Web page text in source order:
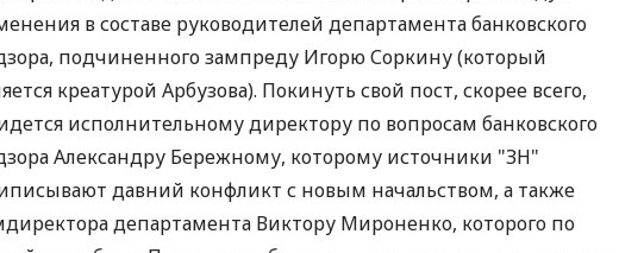
в составе руководителей департамента банковского
подчиненного зампреду Игорю Соркину (который
креатурой Арбузова). Покинуть свой пост, скорее всего,
исполнительному директору по вопросам банковского
Александру Бережному, которому источники "ЗН"
давний конфликт с новым начальством, а также
департамента Виктору Мироненко, которого по